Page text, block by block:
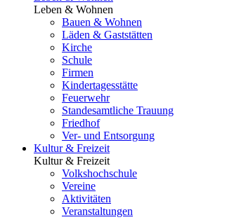
Leben & Wohnen
Bauen & Wohnen
Läden & Gaststätten
Kirche
Schule
Firmen
Kindertagesstätte
Feuerwehr
Standesamtliche Trauung
Friedhof
Ver- und Entsorgung
Kultur & Freizeit
Kultur & Freizeit
Volkshochschule
Vereine
Aktivitäten
Veranstaltungen